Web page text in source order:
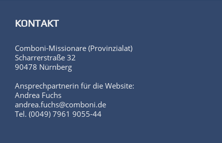
KONTAKT
Comboni-Missionare (Provinzialat)
Scharrerstraße 32
90478 Nürnberg
Ansprechpartnerin für die Website:
Andrea Fuchs
andrea.fuchs@comboni.de
Tel. (0049) 7961 9055-44